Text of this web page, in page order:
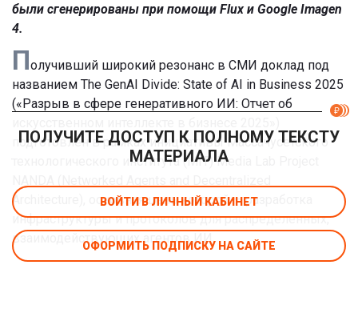
были сгенерированы при помощи Flux и Google Imagen
4.
Получивший широкий резонанс в СМИ доклад под
названием The GenAI Divide: State of AI in Business 2025
(«Разрыв в сфере генеративного ИИ: Отчет об
подготовлен в рамках инициативы Массачусетского
технологического института (MIT) Media Lab Project
Architecture), основная цель которой — разработка
инфраструктуры и протоколов для распределенных,
взаимодействующих агентов ИИ.
ПОЛУЧИТЕ ДОСТУП К ПОЛНОМУ ТЕКСТУ
МАТЕРИАЛА
ВОЙТИ В ЛИЧНЫЙ КАБИНЕТ
ОФОРМИТЬ ПОДПИСКУ НА САЙТЕ